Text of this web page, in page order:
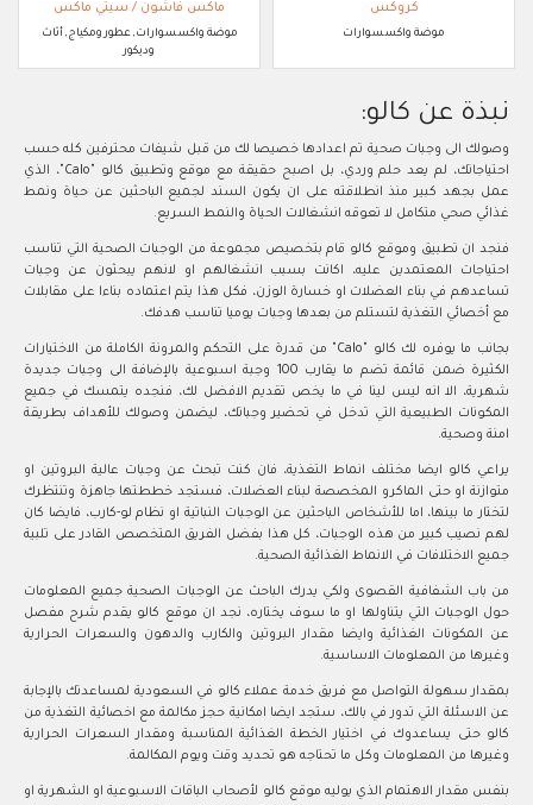
كروكس
موضة واكسسوارات
ماكس فاشون / سيتي ماكس
موضة واكسسوارات, عطور ومكياج, أثاث
وديكور
نبذة عن كالو:
وصولك الى وجبات صحية تم اعدادها خصيصا لك من قبل شيفات محترفين كله حسب
احتياجاتك، لم يعد حلم وردي، بل اصبح حقيقة مع موقع وتطبيق كالو "Calo"، الذي
عمل بجهد كبير منذ انطلاقته على ان يكون السند لجميع الباحثين عن حياة ونمط
غذائي صحي متكامل لا تعوقه انشغالات الحياة والنمط السريع.
فنجد ان تطبيق وموقع كالو قام بتخصيص مجموعة من الوجبات الصحية التي تناسب
احتياجات المعتمدين عليه، اكانت بسبب انشغالهم او لانهم يبحثون عن وجبات
تساعدهم في بناء العضلات او خسارة الوزن، فكل هذا يتم اعتماده بناءا على مقابلات
مع أخصائي التغذية لتستلم من بعدها وجبات يوميا تناسب هدفك.
بجانب ما يوفره لك كالو "Calo" من قدرة على التحكم والمرونة الكاملة من الاختيارات
الكثيرة ضمن قائمة تضم ما يقارب 100 وجبة اسبوعية بالإضافة الى وجبات جديدة
شهرية، الا انه ليس لينا في ما يخص تقديم الافضل لك، فنجده يتمسك في جميع
المكونات الطبيعية التي تدخل في تحضير وجباتك، ليضمن وصولك للأهداف بطريقة
امنة وصحية.
يراعي كالو ايضا مختلف انماط التغذية، فان كنت تبحث عن وجبات عالية البروتين او
متوازنة او حتى الماكرو المخصصة لبناء العضلات، فستجد خططتها جاهزة وتنتظرك
لتختار ما بينها، اما للأشخاص الباحثين عن الوجبات النباتية او نظام لو-كارب، فايضا كان
لهم نصيب كبير من هذه الوجبات، كل هذا بفضل الفريق المتخصص القادر على تلبية
جميع الاختلافات في الانماط الغذائية الصحية.
من باب الشفافية القصوى ولكي يدرك الباحث عن الوجبات الصحية جميع المعلومات
حول الوجبات التي يتناولها او ما سوف يختاره، نجد ان موقع كالو يقدم شرح مفصل
عن المكونات الغذائية وايضا مقدار البروتين والكارب والدهون والسعرات الحرارية
وغيرها من المعلومات الاساسية.
بمقدار سهولة التواصل مع فريق خدمة عملاء كالو في السعودية لمساعدتك بالإجابة
عن الاسئلة التي تدور في بالك، ستجد ايضا امكانية حجز مكالمة مع اخصائية التغذية من
كالو حتى يساعدوك في اختيار الخطة الغذائية المناسبة ومقدار السعرات الحرارية
وغيرها من المعلومات وكل ما تحتاجه هو تحديد وقت ويوم المكالمة.
بنفس مقدار الاهتمام الذي يوليه موقع كالو لأصحاب الباقات الاسبوعية او الشهرية او